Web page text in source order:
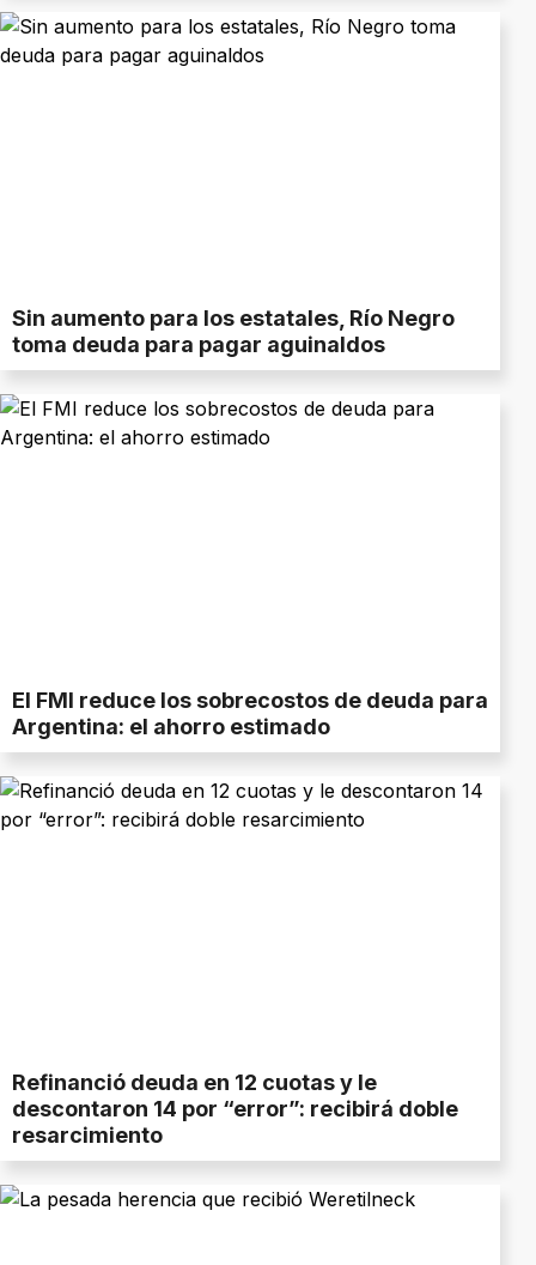
Sin aumento para los estatales, Río Negro
toma deuda para pagar aguinaldos
El FMI reduce los sobrecostos de deuda para
Argentina: el ahorro estimado
Refinanció deuda en 12 cuotas y le
descontaron 14 por “error”: recibirá doble
resarcimiento